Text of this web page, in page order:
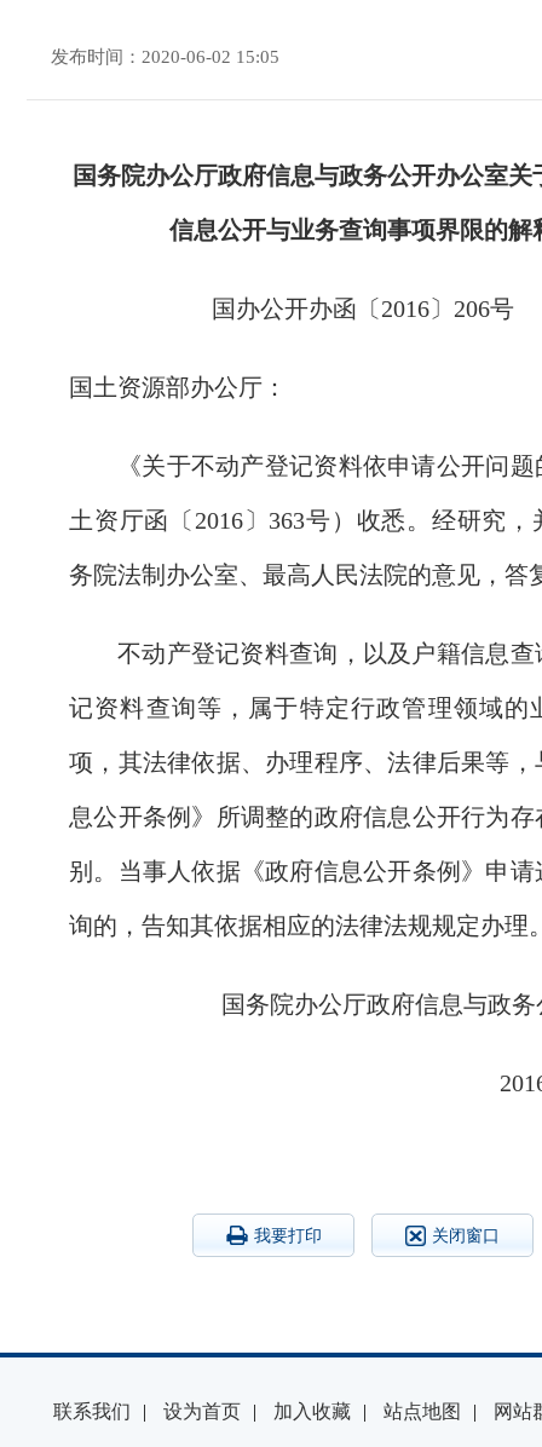
发布时间：2020-06-02 15:05
国务院办公厅政府信息与政务公开办公室关
信息公开与业务查询事项界限的解
国办公开办函〔2016〕206号
国土资源部办公厅：
《关于不动产登记资料依申请公开问
土资厅函〔2016〕363号）收悉。经研究，
务院法制办公室、最高人民法院的意见，答
不动产登记资料查询，以及户籍信息查
记资料查询等，属于特定行政管理领域的
项，其法律依据、办理程序、法律后果等，
息公开条例》所调整的政府信息公开行为存
别。当事人依据《政府信息公开条例》申请
询的，告知其依据相应的法律法规规定办理
国务院办公厅政府信息与政
我要打印 关闭窗口
联系我们 | 设为首页 | 加入收藏 | 站点地图 | 网站